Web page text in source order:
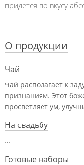
придется по вкусу
О продукции
Чай
Чай располагает к
признаниям. Этот
просветляет ум,
На свадьбу
…
Готовые наборы